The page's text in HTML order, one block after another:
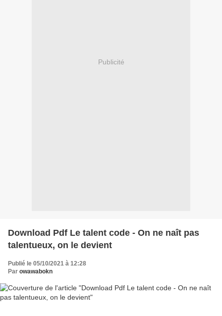
Publicité
Download Pdf Le talent code - On ne naît pas
talentueux, on le devient
Publié le 05/10/2021 à 12:28
Par owawabokn